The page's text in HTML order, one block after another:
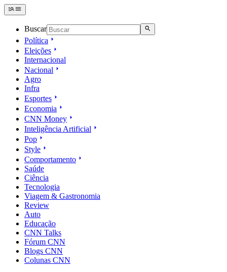
Buscar
Política
Eleições
Internacional
Nacional
Agro
Infra
Esportes
Economia
CNN Money
Inteligência Artificial
Pop
Style
Comportamento
Saúde
Ciência
Tecnologia
Viagem & Gastronomia
Review
Auto
Educação
CNN Talks
Fórum CNN
Blogs CNN
Colunas CNN